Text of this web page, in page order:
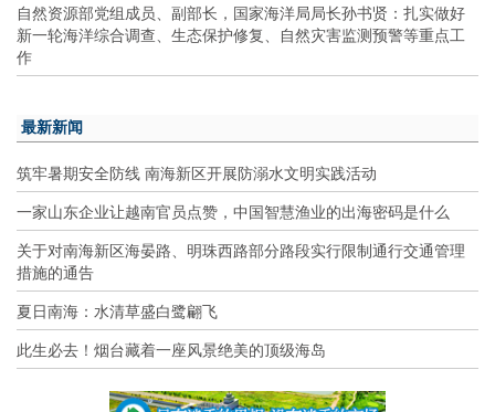
自然资源部党组成员、副部长，国家海洋局局长孙书贤：扎实做好
新一轮海洋综合调查、生态保护修复、自然灾害监测预警等重点工
作
最新新闻
筑牢暑期安全防线 南海新区开展防溺水文明实践活动
一家山东企业让越南官员点赞，中国智慧渔业的出海密码是什么
关于对南海新区海晏路、明珠西路部分路段实行限制通行交通管理
措施的通告
夏日南海：水清草盛白鹭翩飞
此生必去！烟台藏着一座风景绝美的顶级海岛